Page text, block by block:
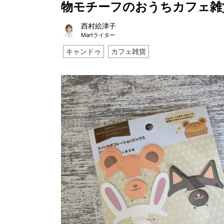
物モチーフのおうちカフェ
西村絵津子
Martライター
キャンドゥ カフェ雑貨